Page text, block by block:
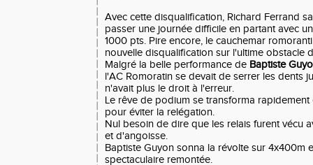
Avec cette disqualification, Richard Ferrand
passer une journée difficile en partant avec
1000 pts. Pire encore, le cauchemar
nouvelle disqualification sur l'ultime obstacle
Malgré la belle performance de Baptiste
l'AC Romoratin se devait de serrer les dents
n'avait plus le droit à l'erreur.
Le rêve de podium se transforma
pour éviter la relégation.
Nul besoin de dire que les relais furent vécu
et d'angoisse.
Baptiste Guyon sonna la révolte sur 4x400m
spectaculaire remontée.